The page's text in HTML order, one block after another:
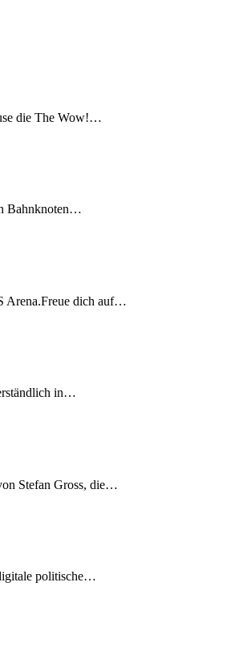
die The Wow!…
Bahnknoten…
Arena.Freue dich auf…
in…
Stefan Gross, die…
politische…